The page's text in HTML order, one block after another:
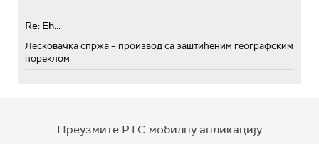
Re: Eh...
Лесковачка спржа – производ са заштићеним географским
пореклом
Преузмите РТС мобилну апликацију